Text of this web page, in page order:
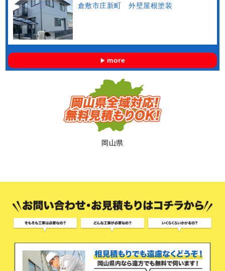
倉敷市庄新町 外壁屋根塗装
more
岡山県